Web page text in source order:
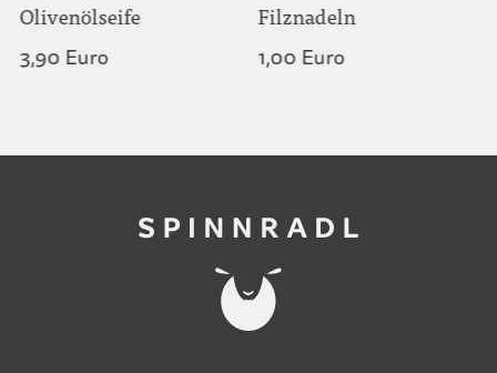
Olivenölseife
3,90 Euro
Filznadeln
1,00 Euro